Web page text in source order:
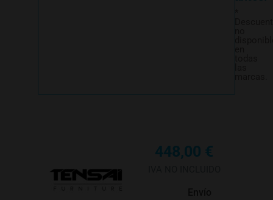
448,00 €